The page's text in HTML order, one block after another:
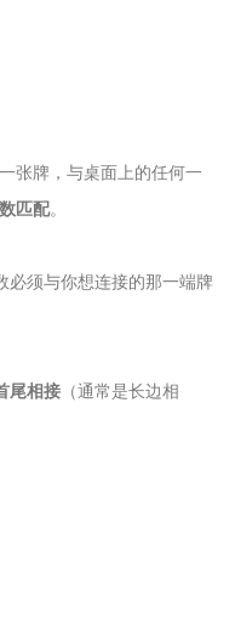
张牌，与桌面上的任何一
匹配。
必须与你想连接的那一端牌
尾相接 （通常是长边相